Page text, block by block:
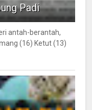
Padi
antah-berantah,
(16) Ketut (13)